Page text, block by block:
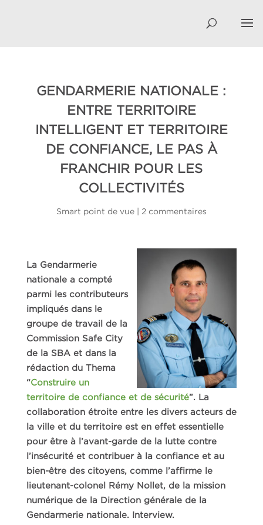
GENDARMERIE NATIONALE :
ENTRE TERRITOIRE
INTELLIGENT ET TERRITOIRE
DE CONFIANCE, LE PAS À
FRANCHIR POUR LES
COLLECTIVITÉS
Smart point de vue| 2 commentaires
La Gendarmerie
nationale a compté
parmi les contributeurs
impliqués dans le
groupe de travail de la
Commission Safe City
de la SBA et dans la
rédaction du Thema
“Construire un
territoire de confiance et de sécurité”. La
collaboration étroite entre les divers acteurs de
la ville et du territoire est en effet essentielle
pour être à l’avant-garde de la lutte contre
l’insécurité et contribuer à la confiance et au
bien-être des citoyens, comme l’affirme le
lieutenant-colonel Rémy Nollet, de la mission
numérique de la Direction générale de la
Gendarmerie nationale. Interview.